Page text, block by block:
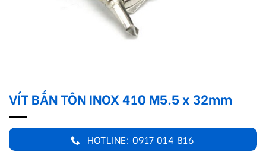
VÍT BẮN TÔN INOX 410 M5.5 x 32mm
HOTLINE: 0917 014 816